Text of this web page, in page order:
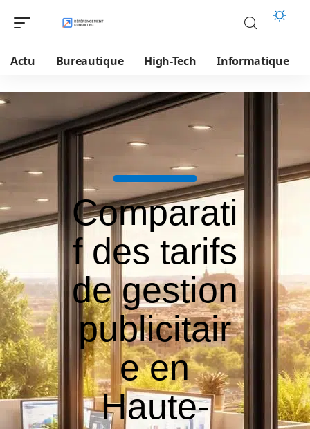
Actu Bureautique High-Tech Informatique
Comparati
f des tarifs
de gestion
publicitair
e en
Haute-